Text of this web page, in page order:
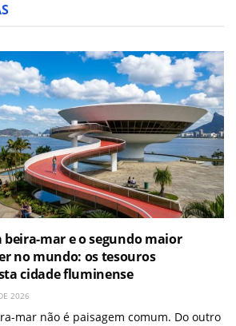
mar e o segundo maior
no mundo: os tesouros
cidade fluminense
2026
mar não é paisagem comum. Do outro